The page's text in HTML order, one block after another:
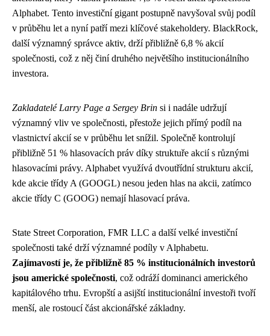
Alphabet. Tento investiční gigant postupně navyšoval svůj podíl
v průběhu let a nyní patří mezi klíčové stakeholdery. BlackRock,
další významný správce aktiv, drží přibližně 6,8 % akcií
společnosti, což z něj činí druhého největšího institucionálního
investora.
Zakladatelé Larry Page a Sergey Brin si i nadále udržují
významný vliv ve společnosti, přestože jejich přímý podíl na
vlastnictví akcií se v průběhu let snížil. Společně kontrolují
přibližně 51 % hlasovacích práv díky struktuře akcií s různými
hlasovacími právy. Alphabet využívá dvoutřídní strukturu akcií,
kde akcie třídy A (GOOGL) nesou jeden hlas na akcii, zatímco
akcie třídy C (GOOG) nemají hlasovací práva.
State Street Corporation, FMR LLC a další velké investiční
společnosti také drží významné podíly v Alphabetu.
Zajímavostí je, že přibližně 85 % institucionálních investorů
jsou americké společnosti, což odráží dominanci amerického
kapitálového trhu. Evropští a asijští institucionální investoři tvoří
menší, ale rostoucí část akcionářské základny.